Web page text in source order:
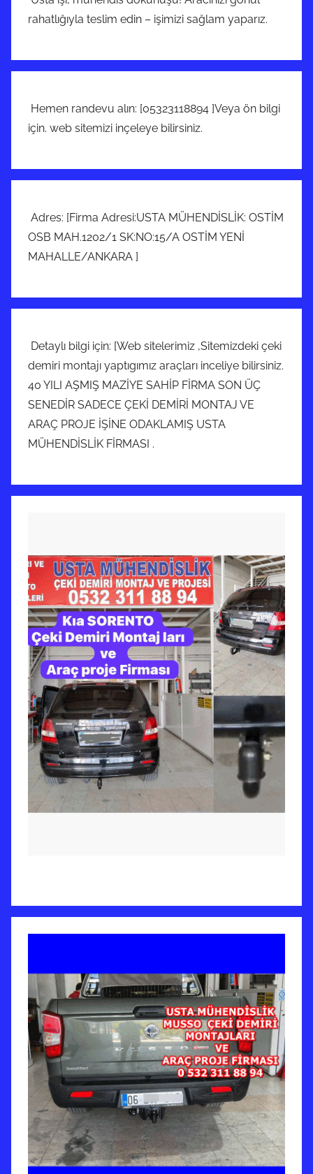
rahatlığıyla teslim edin – işimizi sağlam yaparız.
Hemen randevu alın: [05323118894 ]Veya ön bilgi
için. web sitemizi inçeleye bilirsiniz.
Adres: [Firma Adresi:USTA MÜHENDİSLİK: OSTİM
OSB MAH.1202/1 SK:NO:15/A OSTİM YENİ
MAHALLE/ANKARA ]
Detaylı bilgi için: [Web sitelerimiz ,Sitemizdeki çeki
demiri montajı yaptıgımız araçları inceliye bilirsiniz.
40 YILI AŞMIŞ MAZİYE SAHİP FİRMA SON ÜÇ
SENEDİR SADECE ÇEKİ DEMİRİ MONTAJ VE
ARAÇ PROJE İŞİNE ODAKLAMIŞ USTA
MÜHENDİSLİK FİRMASI .